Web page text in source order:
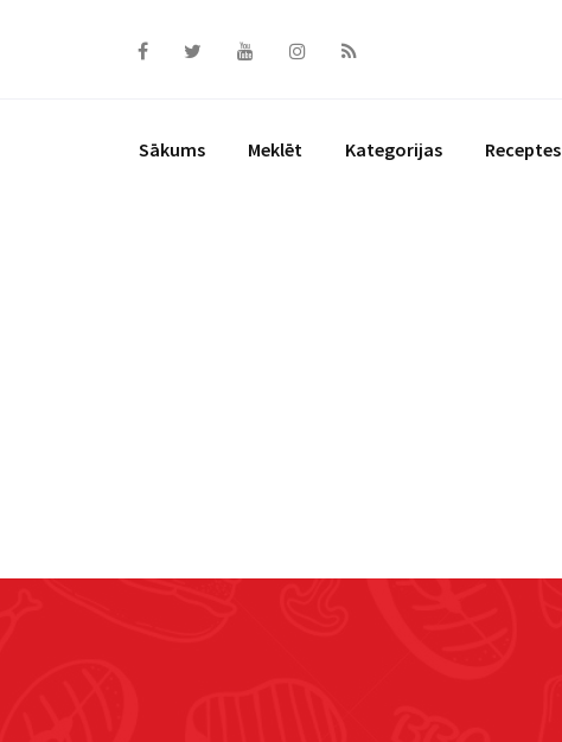
Sākums Meklēt Kategorijas Receptes